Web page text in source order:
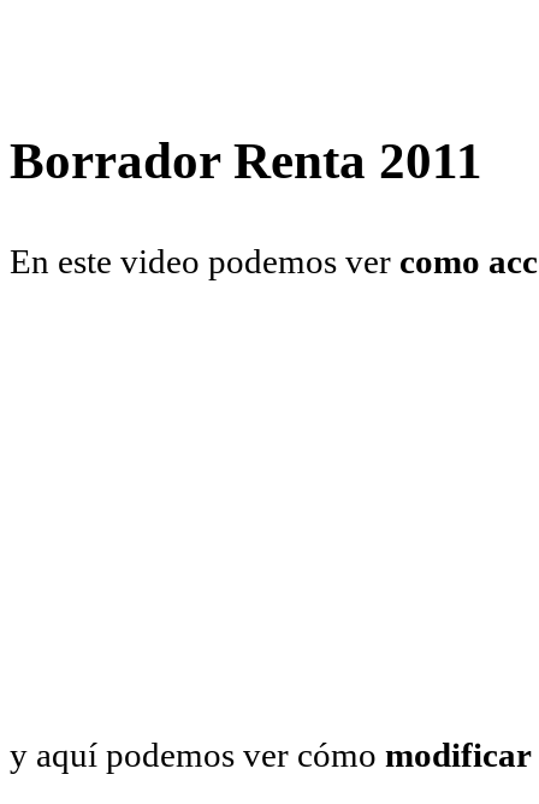
Borrador Renta 2011
En este video podemos ver como
y aquí podemos ver cómo modificar